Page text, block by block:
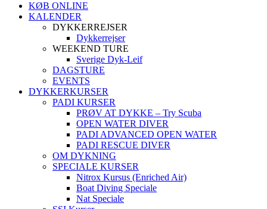
KØB ONLINE
KALENDER
DYKKERREJSER
Dykkerrejser
WEEKEND TURE
Sverige Dyk-Leif
DAGSTURE
EVENTS
DYKKERKURSER
PADI KURSER
PRØV AT DYKKE – Try Scuba
OPEN WATER DIVER
PADI ADVANCED OPEN WATER
PADI RESCUE DIVER
OM DYKNING
SPECIALE KURSER
Nitrox Kursus (Enriched Air)
Boat Diving Speciale
Nat Speciale